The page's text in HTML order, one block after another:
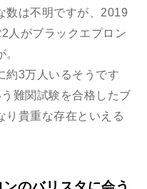
数は不明ですが、2019
人がブラックエプロン
約3万人いるそうです
難関試験を合格したブ
り貴重な存在といえる